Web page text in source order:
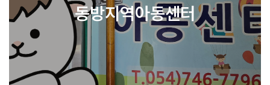
동방지역아동센터